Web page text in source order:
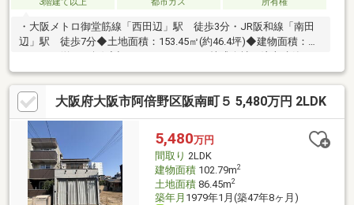
・大阪メトロ御堂筋線「西田辺」駅 徒歩3分・JR阪和線「南田
辺」駅 徒歩7分◆土地面積：153.45㎡(約46.4坪)◆建物面積：
す！◆間取りは二世帯住宅の仕様でLDKが2つございますので 世
帯ごとのプライベートを確保できる間取りです！◆駐車場には3
台分の車が駐車可能です！(車種制限有り) ◆間取りタイプ：6LDK
＋LDK＋納戸×2＋書斎 ◆各居室6帖以上ございます（納戸と書斎
は除く）～ライフインフォメーション～・ライフ西田辺店450m・
長池小学校263m・昭和中学校815m
大阪府大阪市阿倍野区阪南町５ 5,480万円 2LDK
5,480万円
間取り 2LDK
建物面積102.79m2
土地面積86.45m2
築年月 1979年1月(築47年8ヶ月)